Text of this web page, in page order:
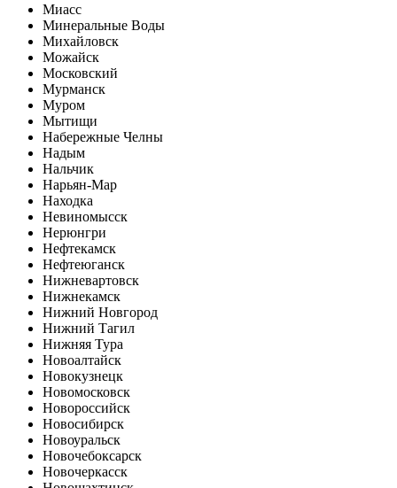
Миасс
Минеральные Воды
Михайловск
Можайск
Московский
Мурманск
Муром
Мытищи
Набережные Челны
Надым
Нальчик
Нарьян-Мар
Находка
Невиномысск
Нерюнгри
Нефтекамск
Нефтеюганск
Нижневартовск
Нижнекамск
Нижний Новгород
Нижний Тагил
Нижняя Тура
Новоалтайск
Новокузнецк
Новомосковск
Новороссийск
Новосибирск
Новоуральск
Новочебоксарск
Новочеркасск